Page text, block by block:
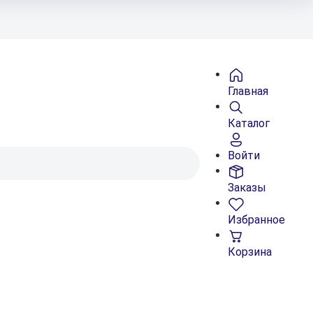
Главная
Каталог
Войти
Заказы
Избранное
Корзина